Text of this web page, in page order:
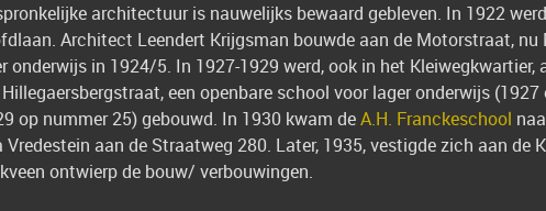
architectuur is nauwelijks bewaard gebleven. In 1922
Architect Leendert Krijgsman bouwde aan de Motorstraat, nu
onderwijs in 1924/5. In 1927-1929 werd, ook in het
een openbare school voor lager onderwijs
op nummer 25) gebouwd. In 1930 kwam deA.H. Franckeschool
Vredestein aan de Straatweg 280. Later, 1935, vestigde zich aan
ontwierp de bouw/ verbouwingen.